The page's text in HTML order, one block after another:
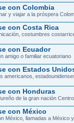
con Colombia
y viajar a la próspera
con Costa Rica
costumbres
con Ecuador
amigo o familiar ecuatoriano
con Estados
americanos,
con Honduras
de la gran nación
con México
México, llamadas a México